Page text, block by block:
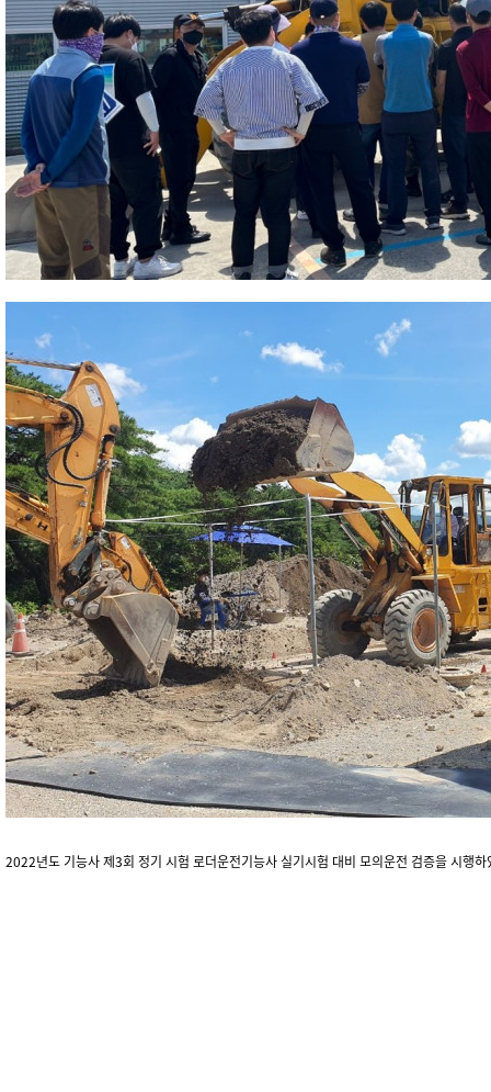
2022년도 기능사 제3회 정기 시험 로더운전기능사 실기시험 대비 모의운전 검증을 시행하